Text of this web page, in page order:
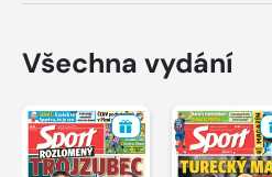
Všechna vydání